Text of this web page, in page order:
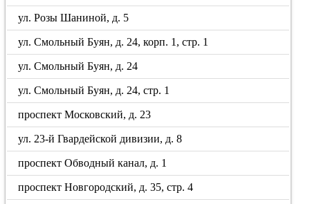
ул. Розы Шаниной, д. 5
ул. Смольный Буян, д. 24, корп. 1, стр. 1
ул. Смольный Буян, д. 24
ул. Смольный Буян, д. 24, стр. 1
проспект Московский, д. 23
ул. 23-й Гвардейской дивизии, д. 8
проспект Обводный канал, д. 1
проспект Новгородский, д. 35, стр. 4